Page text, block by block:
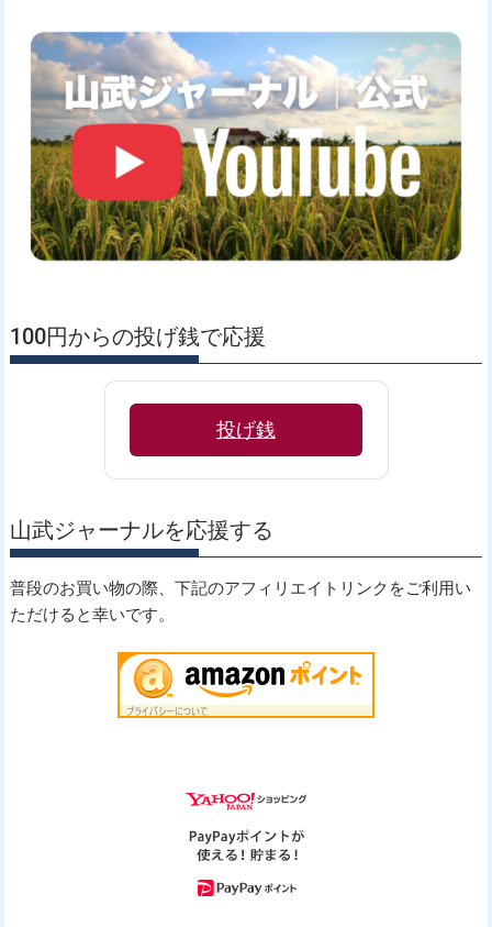
100円からの投げ銭で応援
投げ銭
山武ジャーナルを応援する
普段のお買い物の際、下記のアフィリエイトリンクをご利用い
ただけると幸いです。